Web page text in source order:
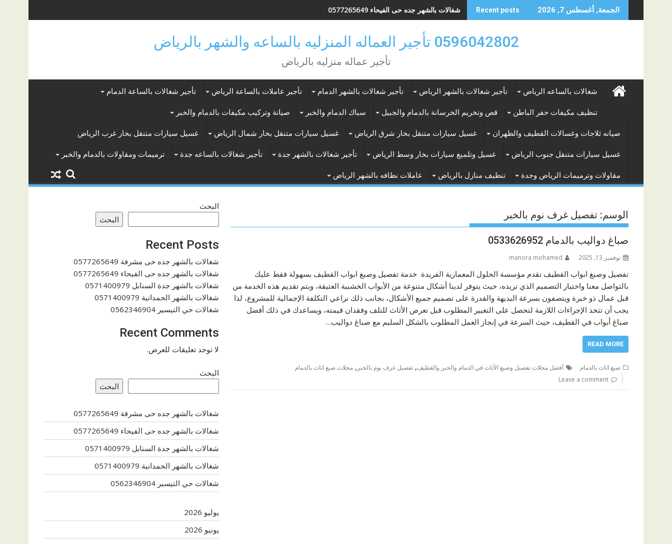
to
الجمعة, أغسطس 7, 2026 Recent posts شغالات بالشهر جده حى الفيحاء 0577265649
0596042802 تأجير العماله المنزليه بالساعه والشهر بالرياض
تأجير عماله منزليه بالرياض
شغالات بالساعه الرياض تأجير شغالات بالشهر الرياض تأجير شغالات بالشهر الدمام تأجير عاملات بالساعة الرياض تأجير شغالات بالساعة الدمام
تنظيف مكيفات حفر الباطن قص وتخريم الخرسانة بالدمام والجبيل سباك الدمام والخبر صيانة وتركيب مكيفات بالدمام والخبر
صيانه ثلاجات وغسالات القطيف والظهران غسيل سيارات متنقل بخار شرق الرياض غسيل سيارات متنقل بخار شمال الرياض غسيل سيارات متنقل بخار غرب الرياض
غسيل سيارات متنقل جنوب الرياض غسيل وتلميع سيارات بخار وسط الرياض تأجير شغالات بالشهر جدة تأجير شغالات بالساعه جدة ترميمات ومقاولات بالدمام والخبر
مقاولات وترميمات الرياض وجدة تنظيف منازل بالرياض عاملات نظافه بالشهر الرياض
الوسم: تفصيل غرف نوم بالخبر
صباغ دواليب بالدمام 0533626952
نوفمبر 13, 2025 manora mohamed
تفصيل وصبغ ابواب القطيف تقدم مؤسسة الحلول المعمارية الفريدة خدمة تفصيل وصبغ ابواب القطيف بسهولة فقط عليك
بالتواصل معنا واختيار التصميم الذي تريده، حيث يتوفر لدينا أشكال متنوعة من الأبواب الخشبية العتيقة، ويتم تقديم هذه الخدمة من
قبل عمال ذو خبرة ويتصفون بسرعة البديهة والقدرة على تصميم جميع الأشكال، بجانب ذلك نراعي التكلفة الإجمالية للمشروع، لذا
يجب أن تتخذ الإجراءات اللازمة لتحصل على التغيير المطلوب قبل تعرض الأثاث للتلف وفقدان قيمته، ويساعدك في ذلك أفضل
صباغ أبواب في القطيف، حيث السرعة في إنجاز العمل المطلوب بالشكل السليم مع صباغ دواليب…
READ MORE
صبغ اثاث بالدمام أفضل محلات تفصيل وصبغ الأثاث في الدمام والخبر والقطيف, تفصيل غرف نوم بالخبر , محلات صبغ اثاث بالدمام
Leave a comment
البحث
البحث
Recent Posts
شغالات بالشهر جده حى مشرفة 0577265649
شغالات بالشهر جده حى الفيحاء 0577265649
شغالات بالشهر جدة السنابل 0571400979
شغالات بالشهر الحمدانية 0571400979
شغالات حي التيسير 0562346904
Recent Comments
لا توجد تعليقات للعرض.
البحث
البحث
شغالات بالشهر جده حى مشرفة 0577265649
شغالات بالشهر جده حى الفيحاء 0577265649
شغالات بالشهر جدة السنابل 0571400979
شغالات بالشهر الحمدانية 0571400979
شغالات حي التيسير 0562346904
يوليو 2026
يونيو 2026